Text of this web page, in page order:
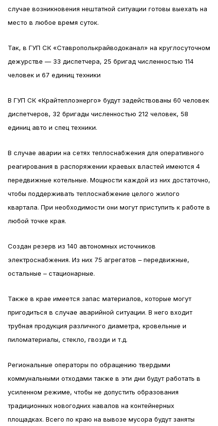
случае возникновения нештатной ситуации готовы выехать на
место в любое время суток.
Так, в ГУП СК «Ставрополькрайводоканал» на круглосуточном
дежурстве — 33 диспетчера, 25 бригад численностью 114
человек и 67 единиц техники
В ГУП СК «Крайтеплоэнерго» будут задействованы 60 человек
диспетчеров, 32 бригады численностью 212 человек, 58
единиц авто и спец техники.
В случае аварии на сетях теплоснабжения для оперативного
реагирования в распоряжении краевых властей имеются 4
передвижные котельные. Мощности каждой из них достаточно,
чтобы поддерживать теплоснабжение целого жилого
квартала. При необходимости они могут приступить к работе в
любой точке края.
Создан резерв из 140 автономных источников
электроснабжения. Из них 75 агрегатов – передвижные,
остальные – стационарные.
Также в крае имеется запас материалов, которые могут
пригодиться в случае аварийной ситуации. В него входит
трубная продукция различного диаметра, кровельные и
пиломатериалы, стекло, гвозди и т.д.
Региональные операторы по обращению твердыми
коммунальными отходами также в эти дни будут работать в
усиленном режиме, чтобы не допустить образования
традиционных новогодних навалов на контейнерных
площадках. Всего по краю на вывозе мусора будут заняты